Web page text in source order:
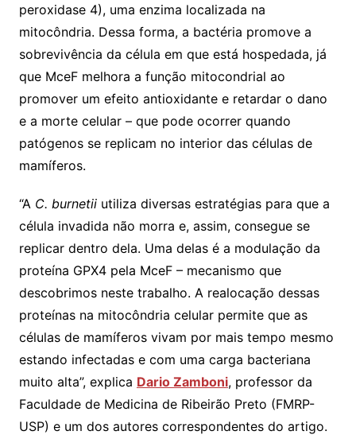
peroxidase 4), uma enzima localizada na
mitocôndria. Dessa forma, a bactéria promove a
sobrevivência da célula em que está hospedada, já
que MceF melhora a função mitocondrial ao
promover um efeito antioxidante e retardar o dano
e a morte celular – que pode ocorrer quando
patógenos se replicam no interior das células de
mamíferos.
“A C. burnetiiutiliza diversas estratégias para que a
célula invadida não morra e, assim, consegue se
replicar dentro dela. Uma delas é a modulação da
proteína GPX4 pela MceF – mecanismo que
descobrimos neste trabalho. A realocação dessas
proteínas na mitocôndria celular permite que as
células de mamíferos vivam por mais tempo mesmo
estando infectadas e com uma carga bacteriana
muito alta”, explica Dario Zamboni, professor da
Faculdade de Medicina de Ribeirão Preto (FMRP-
USP) e um dos autores correspondentes do artigo.